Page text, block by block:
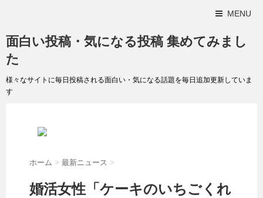
MENU
面白い投稿・気になる投稿 集めてみまし
た
様々なサイトに毎日投稿される面白い・気になる話題を毎日追加更新していま
す
ホーム > 最新ニュース >
婚活女性「ケーキのいちごくれ